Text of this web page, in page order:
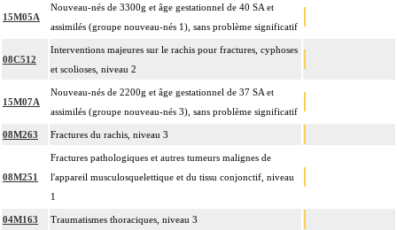
15M05A
Nouveau-nés de 3300g et âge gestationnel de 40 SA et
assimilés (groupe nouveau-nés 1), sans problème significatif
08C512
Interventions majeures sur le rachis pour fractures, cyphoses
et scolioses, niveau 2
15M07A
Nouveau-nés de 2200g et âge gestationnel de 37 SA et
assimilés (groupe nouveau-nés 3), sans problème significatif
08M263 Fractures du rachis, niveau 3
08M251
Fractures pathologiques et autres tumeurs malignes de
l'appareil musculosquelettique et du tissu conjonctif, niveau
1
04M163 Traumatismes thoraciques, niveau 3